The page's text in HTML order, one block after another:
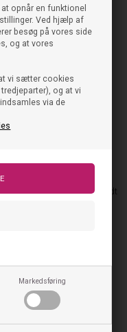
opnår en funktionel
Ved hjælp af
besøg på vores side
og at vores
vi sætter cookies
og at vi
via de
Markedsføring
til mindre børn. Størrelsen
med fokus på
børnehave og korte
der ikke fylder for
bruges igen og igen
at tage med og passer godt
dagen.
til de yngste børn,
på én gang.
til større